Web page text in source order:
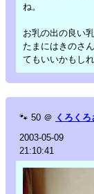
ね。
お乳の出の良い
たまにはきのさ
てもいいかもしれ
🐾 50 ＠ くろくろ
2003-05-09
21:10:41